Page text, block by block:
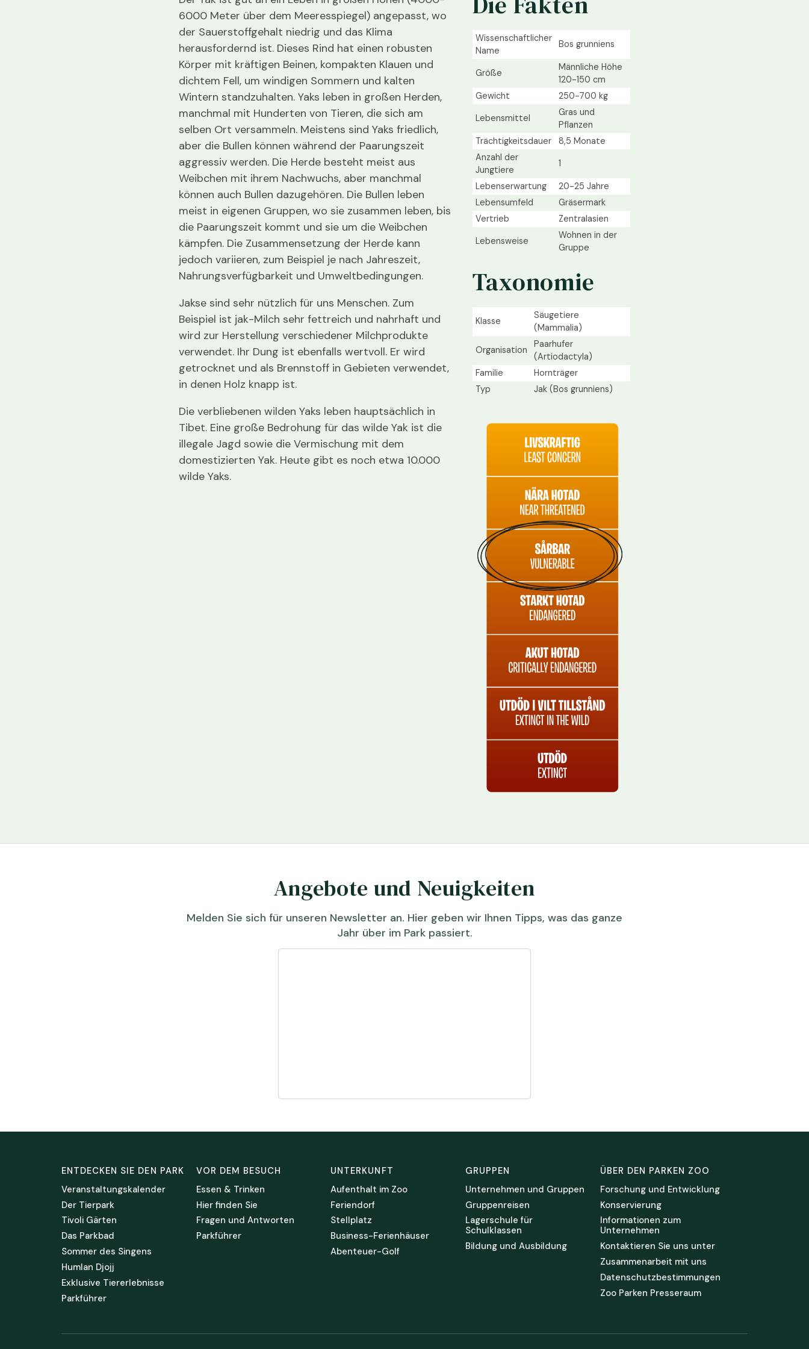
6000 Meter über dem Meeresspiegel) angepasst, wo
der Sauerstoffgehalt niedrig und das Klima
herausfordernd ist. Dieses Rind hat einen robusten
Körper mit kräftigen Beinen, kompakten Klauen und
dichtem Fell, um windigen Sommern und kalten
Wintern standzuhalten. Yaks leben in großen Herden,
manchmal mit Hunderten von Tieren, die sich am
selben Ort versammeln. Meistens sind Yaks friedlich,
aber die Bullen können während der Paarungszeit
aggressiv werden. Die Herde besteht meist aus
Weibchen mit ihrem Nachwuchs, aber manchmal
können auch Bullen dazugehören. Die Bullen leben
meist in eigenen Gruppen, wo sie zusammen leben, bis
die Paarungszeit kommt und sie um die Weibchen
kämpfen. Die Zusammensetzung der Herde kann
jedoch variieren, zum Beispiel je nach Jahreszeit,
Nahrungsverfügbarkeit und Umweltbedingungen.
Jakse sind sehr nützlich für uns Menschen. Zum
Beispiel ist jak-Milch sehr fettreich und nahrhaft und
wird zur Herstellung verschiedener Milchprodukte
verwendet. Ihr Dung ist ebenfalls wertvoll. Er wird
getrocknet und als Brennstoff in Gebieten verwendet,
in denen Holz knapp ist.
Die verbliebenen wilden Yaks leben hauptsächlich in
Tibet. Eine große Bedrohung für das wilde Yak ist die
illegale Jagd sowie die Vermischung mit dem
domestizierten Yak. Heute gibt es noch etwa 10.000
wilde Yaks.
Wissenschaftlicher
Name
Bos grunniens
Größe
Männliche Höhe
120-150 cm
Gewicht
250-700 kg
Lebensmittel
Gras und
Pflanzen
Trächtigkeitsdauer
8,5 Monate
Anzahl der
Jungtiere
1
Lebenserwartung
20-25 Jahre
Lebensumfeld
Gräsermark
Vertrieb
Zentralasien
Lebensweise
Wohnen in der
Gruppe
Taxonomie
Klasse
Säugetiere
(Mammalia)
Organisation
Paarhufer
(Artiodactyla)
Familie
Hornträger
Typ
Jak (Bos grunniens)
Angebote und Neuigkeiten
Melden Sie sich für unseren Newsletter an. Hier geben wir Ihnen Tipps, was das ganze
Jahr über im Park passiert.
ENTDECKEN SIE DEN PARK
Veranstaltungskalender
Der Tierpark
Tivoli Gärten
Das Parkbad
Sommer des Singens
Humlan Djojj
Exklusive Tiererlebnisse
Parkführer
VOR DEM BESUCH
Essen & Trinken
Hier finden Sie
Fragen und Antworten
Parkführer
UNTERKUNFT
Aufenthalt im Zoo
Feriendorf
Stellplatz
Business-Ferienhäuser
Abenteuer-Golf
GRUPPEN
Unternehmen und Gruppen
Gruppenreisen
Lagerschule für
Schulklassen
Bildung und Ausbildung
ÜBER DEN PARKEN ZOO
Forschung und Entwicklung
Konservierung
Informationen zum
Unternehmen
Kontaktieren Sie uns unter
Zusammenarbeit mit uns
Datenschutzbestimmungen
Zoo Parken Presseraum